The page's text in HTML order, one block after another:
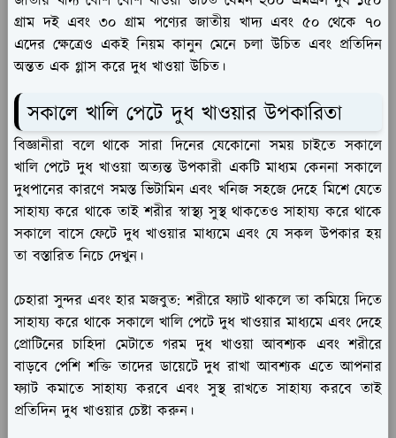
গ্রাম দই এবং ৩০ গ্রাম পণ্যের জাতীয় খাদ্য এবং ৫০ থেকে ৭০
এদের ক্ষেত্রেও একই নিয়ম কানুন মেনে চলা উচিত এবং প্রতিদিন
অন্তত এক গ্লাস করে দুধ খাওয়া উচিত।
সকালে খালি পেটে দুধ খাওয়ার উপকারিতা
বিজ্ঞানীরা বলে থাকে সারা দিনের যেকোনো সময় চাইতে সকালে
খালি পেটে দুধ খাওয়া অত্যন্ত উপকারী একটি মাধ্যম কেননা সকালে
দুধপানের কারণে সমস্ত ভিটামিন এবং খনিজ সহজে দেহে মিশে যেতে
সাহায্য করে থাকে তাই শরীর স্বাস্থ্য সুস্থ থাকতেও সাহায্য করে থাকে
সকালে বাসে ফেটে দুধ খাওয়ার মাধ্যমে এবং যে সকল উপকার হয়
তা বস্তারিত নিচে দেখুন।
চেহারা সুন্দর এবং হার মজবুত: শরীরে ফ্যাট থাকলে তা কমিয়ে দিতে
সাহায্য করে থাকে সকালে খালি পেটে দুধ খাওয়ার মাধ্যমে এবং দেহে
প্রোটিনের চাহিদা মেটাতে গরম দুধ খাওয়া আবশ্যক এবং শরীরে
বাড়বে পেশি শক্তি তাদের ডায়েটে দুধ রাখা আবশ্যক এতে আপনার
ফ্যাট কমাতে সাহায্য করবে এবং সুস্থ রাখতে সাহায্য করবে তাই
প্রতিদিন দুধ খাওয়ার চেষ্টা করুন।